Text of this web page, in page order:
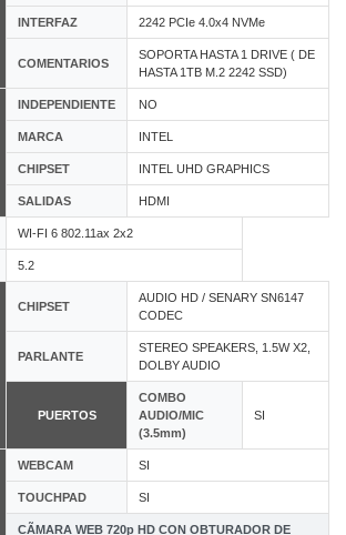
INTERFAZ 2242 PCIe 4.0x4 NVMe
COMENTARIOS
SOPORTA HASTA 1 DRIVE ( DE
HASTA 1TB M.2 2242 SSD)
INDEPENDIENTE NO
MARCA INTEL
CHIPSET INTEL UHD GRAPHICS
SALIDAS HDMI
WI-FI 6 802.11ax 2x2
5.2
CHIPSET
AUDIO HD / SENARY SN6147
CODEC
PARLANTE
STEREO SPEAKERS, 1.5W X2,
DOLBY AUDIO
PUERTOS
COMBO
AUDIO/MIC
(3.5mm)
SI
WEBCAM SI
TOUCHPAD SI
CÃMARA WEB 720p HD CON OBTURADOR DE